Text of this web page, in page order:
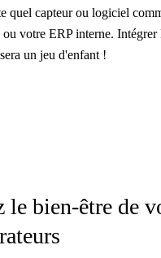
quel capteur ou logiciel
ou votre ERP interne.
un jeu d'enfant !
le bien-être de